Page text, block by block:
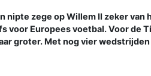
nipte zege op Willem II zeker van
voor Europees voetbal. Voor de
groter. Met nog vier